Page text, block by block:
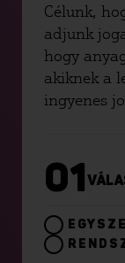
Célunk,
adjunk
hogy
akiknek a
ingyenes
01